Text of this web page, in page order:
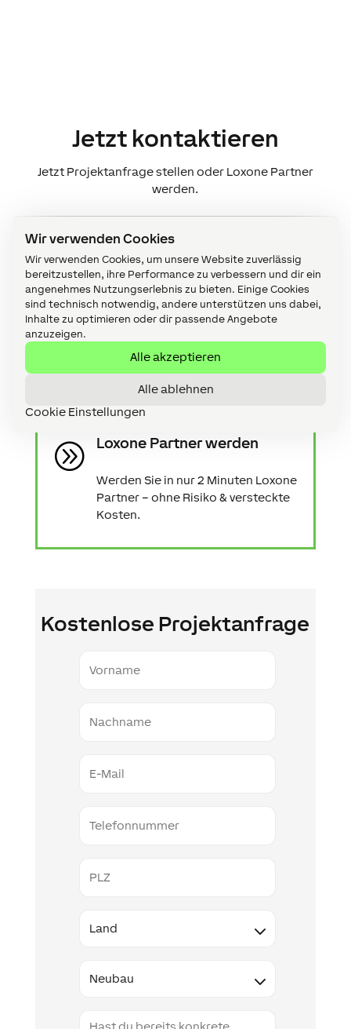
Wir verwenden Cookies
Wir verwenden Cookies, um unsere Website zuverlässig
bereitzustellen, ihre Performance zu verbessern und dir ein
angenehmes Nutzungserlebnis zu bieten. Einige Cookies
sind technisch notwendig, andere unterstützen uns dabei,
Inhalte zu optimieren oder dir passende Angebote
anzuzeigen.
Alle akzeptieren
Alle ablehnen
Cookie Einstellungen
Jetzt kontaktieren
Jetzt Projektanfrage stellen oder Loxone Partner
werden.
A Projektanfrage
Stellen Sie hier Ihre kostenlose
Projektanfrage und wir melden uns
bei Ihnen.
A Loxone Partner werden
Werden Sie in nur 2 Minuten Loxone
Partner – ohne Risiko & versteckte
Kosten.
Kostenlose Projektanfrage
Mail